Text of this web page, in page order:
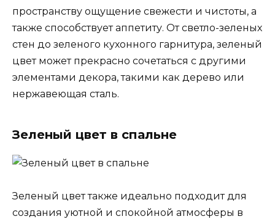
пространству ощущение свежести и чистоты, а
также способствует аппетиту. От светло-зеленых
стен до зеленого кухонного гарнитура, зеленый
цвет может прекрасно сочетаться с другими
элементами декора, такими как дерево или
нержавеющая сталь.
Зеленый цвет в спальне
Зеленый цвет также идеально подходит для
создания уютной и спокойной атмосферы в